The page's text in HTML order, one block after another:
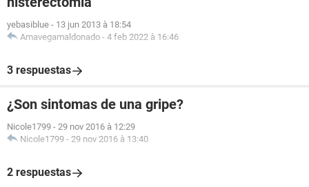
yebasiblue - 13 jun 2013 à 18:54
Amavegamaldonado - 4 feb 2022 à 16:46
3 respuestas
¿Son sintomas de una gripe?
Nicole1799 - 29 nov 2016 à 12:29
Nicole1799 - 29 nov 2016 à 13:40
2 respuestas